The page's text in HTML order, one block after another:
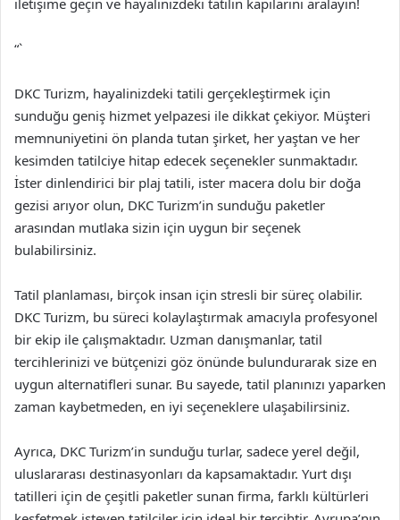
iletişime geçin ve hayalinizdeki tatilin kapılarını aralayın!
“`
DKC Turizm, hayalinizdeki tatili gerçekleştirmek için
sunduğu geniş hizmet yelpazesi ile dikkat çekiyor. Müşteri
memnuniyetini ön planda tutan şirket, her yaştan ve her
kesimden tatilciye hitap edecek seçenekler sunmaktadır.
İster dinlendirici bir plaj tatili, ister macera dolu bir doğa
gezisi arıyor olun, DKC Turizm’in sunduğu paketler
arasından mutlaka sizin için uygun bir seçenek
bulabilirsiniz.
Tatil planlaması, birçok insan için stresli bir süreç olabilir.
DKC Turizm, bu süreci kolaylaştırmak amacıyla profesyonel
bir ekip ile çalışmaktadır. Uzman danışmanlar, tatil
tercihlerinizi ve bütçenizi göz önünde bulundurarak size en
uygun alternatifleri sunar. Bu sayede, tatil planınızı yaparken
zaman kaybetmeden, en iyi seçeneklere ulaşabilirsiniz.
Ayrıca, DKC Turizm’in sunduğu turlar, sadece yerel değil,
uluslararası destinasyonları da kapsamaktadır. Yurt dışı
tatilleri için de çeşitli paketler sunan firma, farklı kültürleri